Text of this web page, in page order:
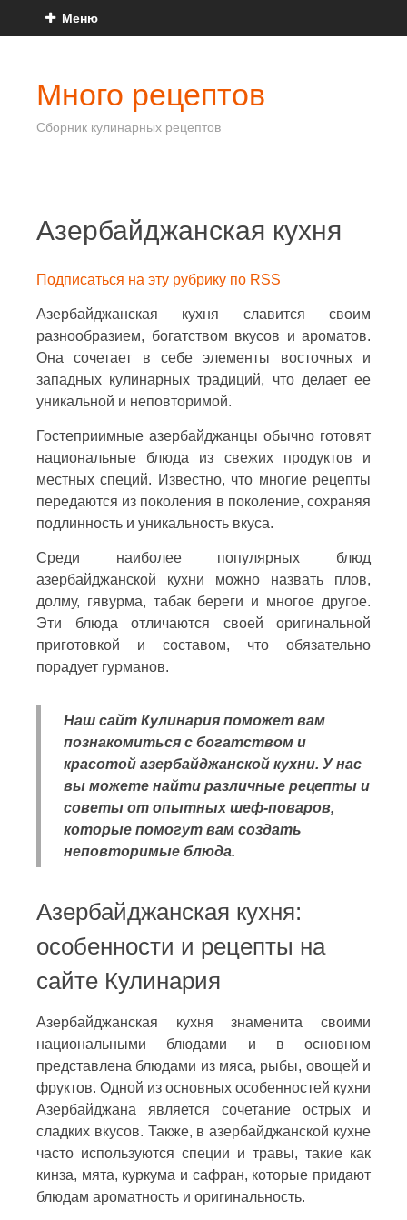
Меню
Много рецептов
Сборник кулинарных рецептов
Азербайджанская кухня
Подписаться на эту рубрику по RSS
Азербайджанская кухня славится своим
разнообразием, богатством вкусов и ароматов.
Она сочетает в себе элементы восточных и
западных кулинарных традиций, что делает ее
уникальной и неповторимой.
Гостеприимные азербайджанцы обычно готовят
национальные блюда из свежих продуктов и
местных специй. Известно, что многие рецепты
передаются из поколения в поколение, сохраняя
подлинность и уникальность вкуса.
Среди наиболее популярных блюд
азербайджанской кухни можно назвать плов,
долму, гявурма, табак береги и многое другое.
Эти блюда отличаются своей оригинальной
приготовкой и составом, что обязательно
порадует гурманов.
Наш сайт Кулинария поможет вам
познакомиться с богатством и
красотой азербайджанской кухни. У нас
вы можете найти различные рецепты и
советы от опытных шеф-поваров,
которые помогут вам создать
неповторимые блюда.
Азербайджанская кухня:
особенности и рецепты на
сайте Кулинария
Азербайджанская кухня знаменита своими
национальными блюдами и в основном
представлена блюдами из мяса, рыбы, овощей и
фруктов. Одной из основных особенностей кухни
Азербайджана является сочетание острых и
сладких вкусов. Также, в азербайджанской кухне
часто используются специи и травы, такие как
кинза, мята, куркума и сафран, которые придают
блюдам ароматность и оригинальность.